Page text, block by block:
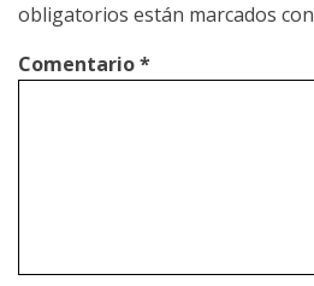
obligatorios están marcados con
Comentario*